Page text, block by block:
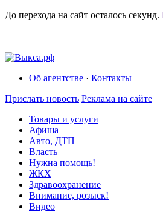
До перехода на сайт осталось секунд.
Об агентстве · Контакты
Прислать новость Реклама на сайте
Товары и услуги
Афиша
Авто, ДТП
Власть
Нужна помощь!
ЖКХ
Здравоохранение
Внимание, розыск!
Видео